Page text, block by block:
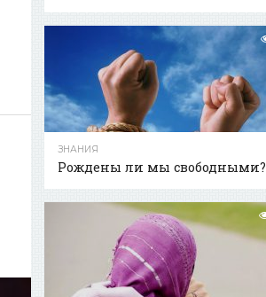
ЗНАНИЯ
Рождены ли мы свободными?